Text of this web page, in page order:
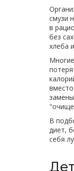
смузи
в
без
хлеба
В
диет,
себя